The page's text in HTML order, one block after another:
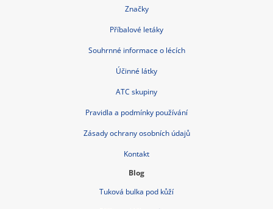
Značky
Příbalové letáky
Souhrnné informace o lécích
Účinné látky
ATC skupiny
Pravidla a podmínky používání
Zásady ochrany osobních údajů
Kontakt
Blog
Tuková bulka pod kůží